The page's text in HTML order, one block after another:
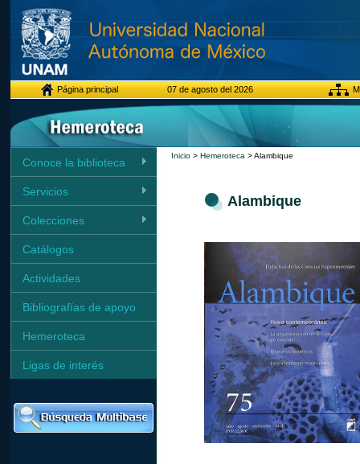
Página principal 07 de agosto del 2026
Conoce la biblioteca
Servicios
Colecciones
Catálogos
Actividades
Bibliografías de apoyo
Hemeroteca
Ligas de interés
Inicio> Hemeroteca > Alambique
Alambique